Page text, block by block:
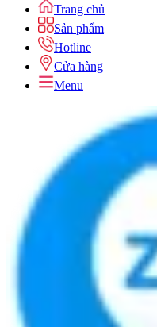
Trang chủ
Sản phẩm
Hotline
Cửa hàng
Menu